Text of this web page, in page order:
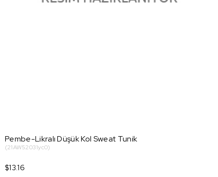
Pembe-Likralı Düşük Kol Sweat Tunik
(21AW52031yc0)
$13.16